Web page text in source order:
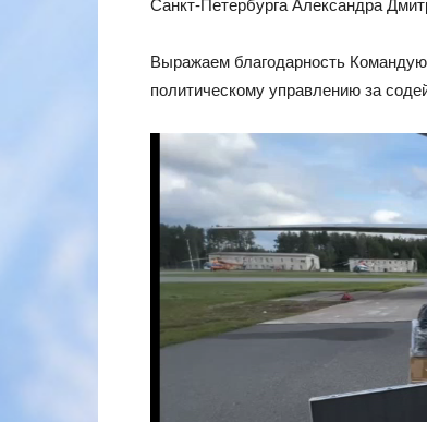
Санкт-Петербурга Александра
Выражаем благодарность
политическому управлению за
Видеоплеер